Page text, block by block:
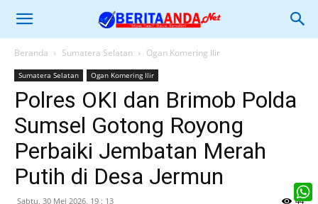
Beranda Sumatera Selatan Ogan Komering Ilir
Sumatera Selatan Ogan Komering Ilir
Polres OKI dan Brimob Polda
Sumsel Gotong Royong
Perbaiki Jembatan Merah
Putih di Desa Jermun
Sabtu, 30 Mei 2026, 19 : 13 44